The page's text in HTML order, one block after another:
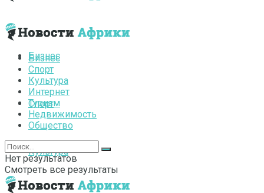
Бизнес
Спорт
Культура
Бизнес
Спорт
Культура
Интернет
Туризм
Недвижимость
Общество
Нет результатов
Смотреть все результаты